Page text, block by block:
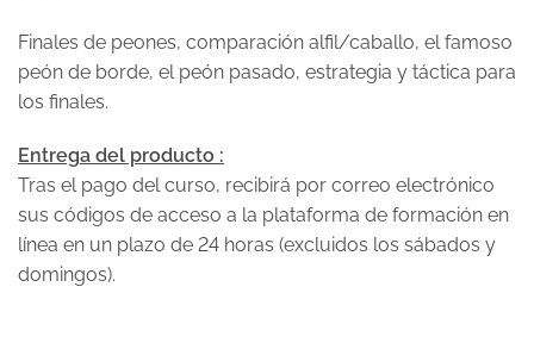
Finales de peones, comparación alfil/caballo, el famoso
peón de borde, el peón pasado, estrategia y táctica para
los finales.
Entrega del producto :
Tras el pago del curso, recibirá por correo electrónico
sus códigos de acceso a la plataforma de formación en
línea en un plazo de 24 horas (excluidos los sábados y
domingos).